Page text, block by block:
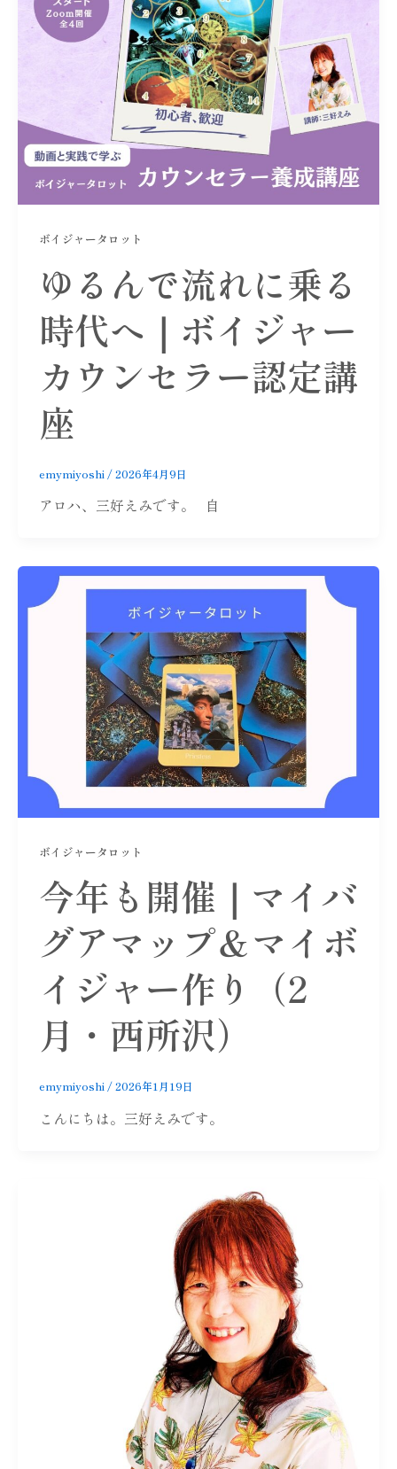
ボイジャータロット
ゆるんで流れに乗る
時代へ｜ボイジャー
カウンセラー認定講
座
emymiyoshi /2026年4月9日
アロハ、三好えみです。 自
ボイジャータロット
今年も開催｜マイバ
グアマップ＆マイボ
イジャー作り（2
月・西所沢）
emymiyoshi /2026年1月19日
こんにちは。三好えみです。